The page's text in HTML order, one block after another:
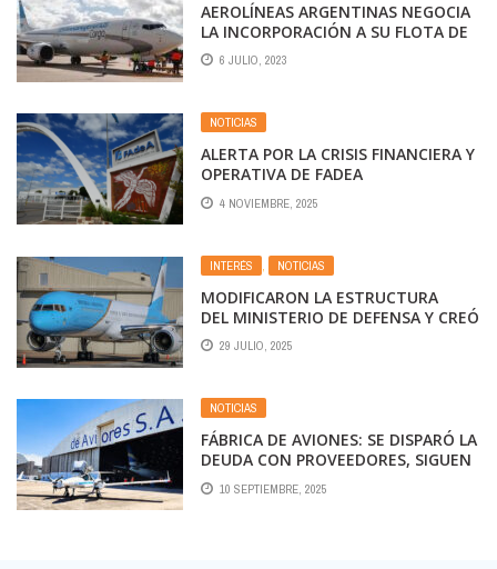
AEROLÍNEAS ARGENTINAS NEGOCIA
LA INCORPORACIÓN A SU FLOTA DE
UN TERCER AVIÓN CARGUERO PARA
2024
6 JULIO, 2023
NOTICIAS
ALERTA POR LA CRISIS FINANCIERA Y
OPERATIVA DE FADEA
4 NOVIEMBRE, 2025
INTERÉS NOTICIAS
MODIFICARON LA ESTRUCTURA
DEL MINISTERIO DE DEFENSA Y CREÓ
UNA DIRECCIÓN PARA LA FLOTA
AÉREA PRESIDENCIAL
29 JULIO, 2025
NOTICIAS
FÁBRICA DE AVIONES: SE DISPARÓ LA
DEUDA CON PROVEEDORES, SIGUEN
LAS SUSPENSIONES Y PELIGRAN 800
EMPLEOS
10 SEPTIEMBRE, 2025